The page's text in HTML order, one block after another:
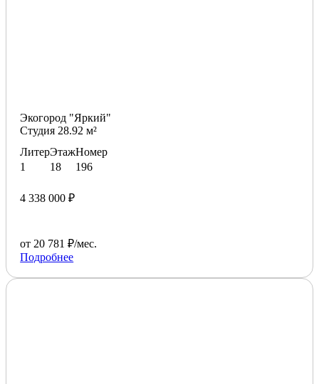
Экогород "Яркий"
Студия 28.92 м²
Литер
1
Этаж
18
Номер
196
4 338 000 ₽
от 20 781 ₽/мес.
Подробнее